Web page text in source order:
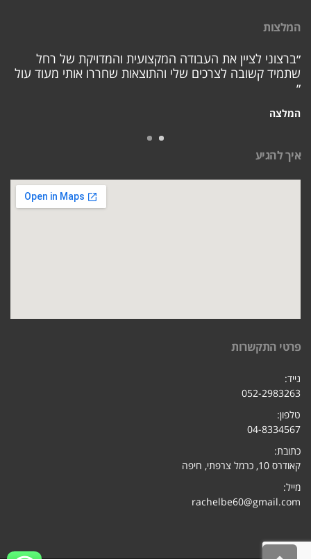
המלצות
״ברצוני לציין את העבודה המקצועית והמדויקת של רחל
שתמיד קשובה לצרכים שלי והתוצאות שחררו אותי מעוד עול
״
המלצה
איך להגיע
פרטי התקשרות
נייד:
052-2983263
טלפון:
04-8334567
כתובת:
קאודרס 10, כרמל צרפתי, חיפ
ה
מייל:
rachelbe60@gmail.com